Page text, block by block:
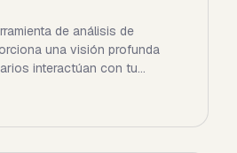
de análisis de
una visión profunda
interactúan con tu